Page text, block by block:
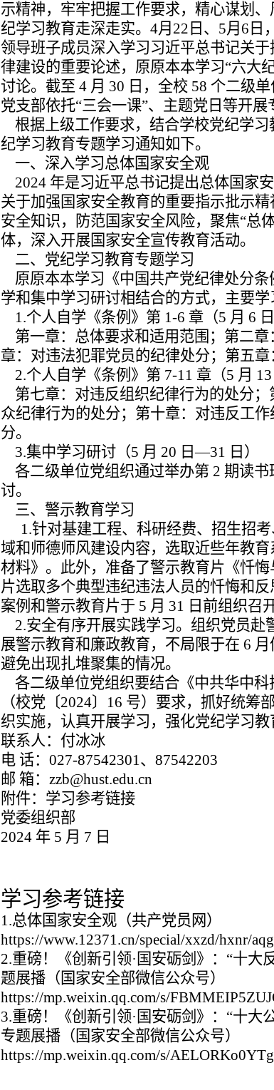
示精神，牢牢把握工作要求，精心谋划、
纪学习教育走深走实。4月22 日、5月6日
领导班子成员深入学习习近平总书记关于
律建设的重要论述，原原本本学习“六大
讨论。截至 4 月 30 日，全校 58 个二级
党支部依托“三会一课”、主题党日等开展
根据上级工作要求，结合学校党纪学习
纪学习教育专题学习通知如下。
一、深入学习总体国家安全观
2024 年是习近平总书记提出总体国家
关于加强国家安全教育的重要指示批示
安全知识，防范国家安全风险，聚焦“总
体，深入开展国家安全宣传教育活动。
二、党纪学习教育专题学习
原原本本学习《中国共产党纪律处分条
学和集中学习研讨相结合的方式，主要学
1.个人自学《条例》第 1-6 章（5 月 6
第一章：总体要求和适用范围；第二章
章：对违法犯罪党员的纪律处分；第五章
2.个人自学《条例》第 7-11 章（5 月 13
第七章：对违反组织纪律行为的处分；
众纪律行为的处分；第十章： 对违反工
分。
3.集中学习研讨（5 月 20 日—31 日）
各二级单位党组织通过举办第 2 期读书
讨。
三、警示教育学习
1.针对基建工程、科研经费、招生招
域和师德师风建设内容，选取近些年教
材料》。此外，准备了警示教育片《忏
片选取多个典型违纪违法人员的忏悔和
案例和警示教育片于 5 月 31 日前组织召
2.安全有序开展实践学习。组织党员赴
展警示教育和廉政教育，不局限于在 6
避免出现扎堆聚集的情况。
各二级单位党组织要结合《中共华中科
（校党〔2024〕16 号）要求， 抓好统筹
织实施，认真开展学习，强化党纪学习教
联系人：付冰冰
电 话：027-87542301、87542203
邮 箱：zzb@hust.edu.cn
附件：学习参考链接
党委组织部
2024 年 5 月 7 日
学习参考链接
1.总体国家安全观（共产党员网）
https://www.12371.cn/special/xxzd/hxnr/
2.重磅！《创新引领·国安砺剑》：“十大
题展播（国家安全部微信公众号）
https://mp.weixin.qq.com/s/
3.重磅！《创新引领·国安砺剑》：“十大
专题展播（国家安全部微信公众号）
https://mp.weixin.qq.com/s/